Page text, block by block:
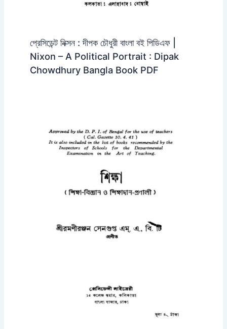
প্রেসিডেন্ট নিক্সন : দীপক চৌধুরী বাংলা বই পিডিএফ |
Nixon – A Political Portrait : Dipak
Chowdhury Bangla Book PDF